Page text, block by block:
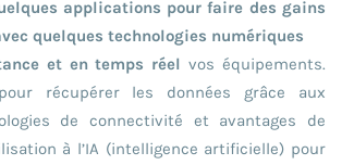
applications pour faire des gains
quelques technologies numériques
et en temps réel vos équipements.
récupérer les données grâce aux
de connectivité et avantages de
à l’IA (intelligence artificielle) pour